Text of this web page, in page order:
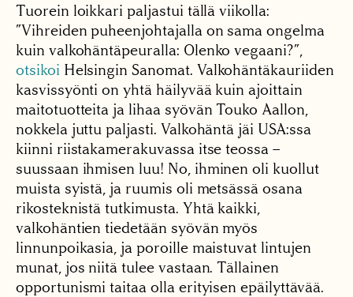
Tuorein loikkari paljastui tällä viikolla:
”Vihreiden puheenjohtajalla on sama ongelma
kuin valkohäntäpeuralla: Olenko vegaani?”,
otsikoi Helsingin Sanomat. Valkohäntäkauriiden
kasvissyönti on yhtä häilyvää kuin ajoittain
maitotuotteita ja lihaa syövän Touko Aallon,
nokkela juttu paljasti. Valkohäntä jäi USA:ssa
kiinni riistakamerakuvassa itse teossa –
suussaan ihmisen luu! No, ihminen oli kuollut
muista syistä, ja ruumis oli metsässä osana
rikosteknistä tutkimusta. Yhtä kaikki,
valkohäntien tiedetään syövän myös
linnunpoikasia, ja poroille maistuvat lintujen
munat, jos niitä tulee vastaan. Tällainen
opportunismi taitaa olla erityisen epäilyttävää.